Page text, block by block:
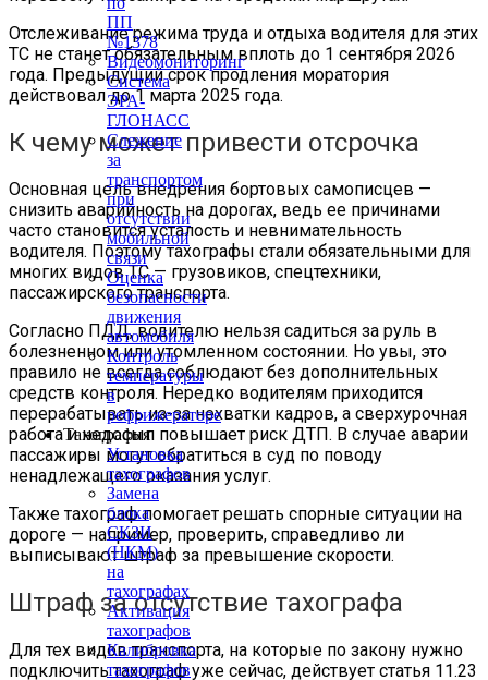
ПП
№1378
Видеомониторинг
Система
ЭРА-
ГЛОНАСС
Слежение
за
транспортом
при
отсутствии
мобильной
связи
Оценка
безопасности
движения
автомобиля
Контроль
температуры
в
рефрижераторе
Тахография
Установка
тахографов
Замена
блока
СКЗИ
(НКМ)
на
тахографах
Активация
тахографов
Калибровка
тахографов
Отслеживание режима труда и отдыха водителя для этих
ТС не станет обязательным вплоть до 1 сентября 2026
года. Предыдущий срок продления моратория
действовал до 1 марта 2025 года.
К чему может привести отсрочка
Основная цель внедрения бортовых самописцев —
снизить аварийность на дорогах, ведь ее причинами
часто становится усталость и невнимательность
водителя. Поэтому тахографы стали обязательными для
многих видов ТС — грузовиков, спецтехники,
пассажирского транспорта.
Согласно ПДД, водителю нельзя садиться за руль в
болезненном или утомленном состоянии. Но увы, это
правило не всегда соблюдают без дополнительных
средств контроля. Нередко водителям приходится
перерабатывать из-за нехватки кадров, а сверхурочная
работа и недосып повышает риск ДТП. В случае аварии
пассажиры могут обратиться в суд по поводу
ненадлежащего оказания услуг.
Также тахограф помогает решать спорные ситуации на
дороге — например, проверить, справедливо ли
выписывают штраф за превышение скорости.
Штраф за отсутствие тахографа
Для тех видов транспорта, на которые по закону нужно
подключить тахограф уже сейчас, действует статья 11.23